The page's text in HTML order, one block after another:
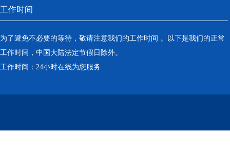
工作时间
为了避免不必要的等待，敬请注意我们的工作时间 。以下是我们的正常
工作时间，中国大陆法定节假日除外。
工作时间：24小时在线为您服务